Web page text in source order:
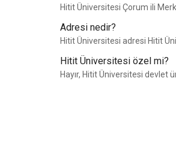
Hitit Üniversitesi Çorum ili
Adresi nedir?
Hitit Üniversitesi adresi Hitit
Hitit Üniversitesi özel mi?
Hayır, Hitit Üniversitesi devlet